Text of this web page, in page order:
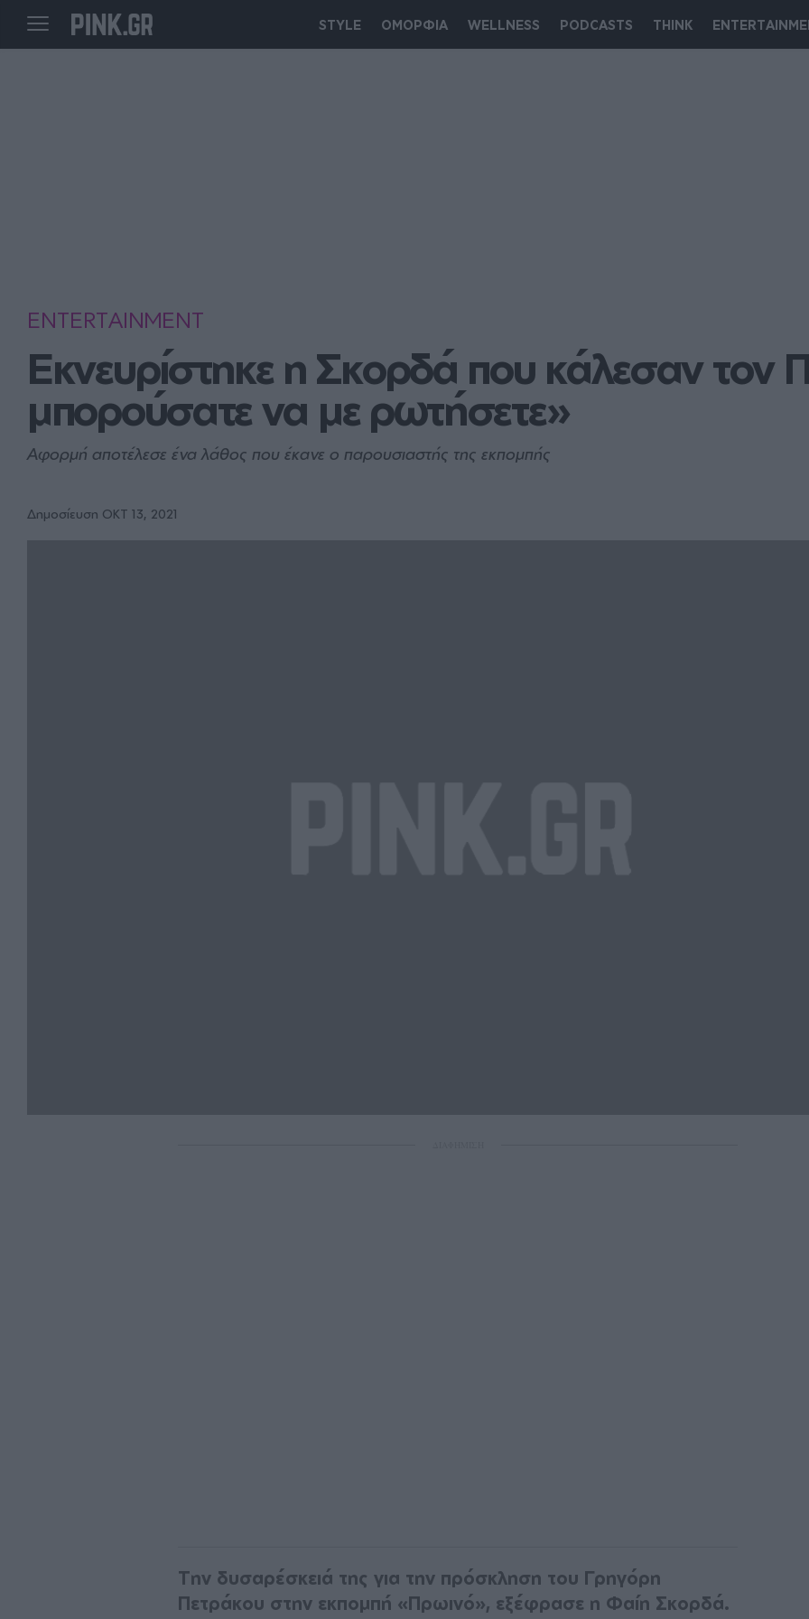
STYLE ΟΜΟΡΦΙΑ WELLNESS PODCASTS THINK
ENTERTAINMENT
Εκνευρίστηκε η Σκορδά που κάλεσαν τον
μπορούσατε να με ρωτήσετε»
Αφορμή αποτέλεσε ένα λάθος που έκανε ο παρουσιαστής της εκπομπής
Δημοσίευση ΟΚΤ 13, 2021
Την δυσαρέσκειά της για την πρόσκληση του Γρηγόρη
Πετράκου στην εκπομπή «Πρωινό», εξέφρασε η Φαίη Σκορδά.